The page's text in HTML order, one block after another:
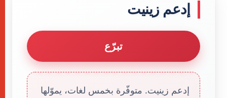
إدعم زينيت
تبرّع
إدعم زينيت. متوفّرة بخمس لغات، يموّلها